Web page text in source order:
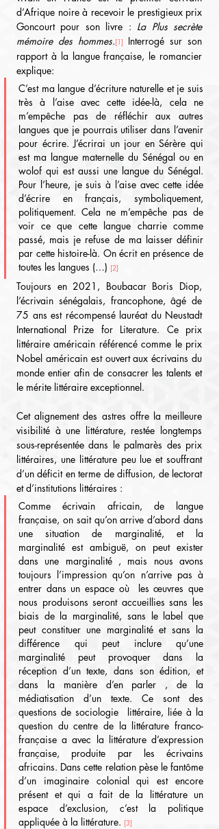
d’Afrique noire à recevoir le prestigieux prix
Goncourt pour son livre : La Plus secrète
mémoire des hommes.[1] Interrogé sur son
rapport à la langue française, le romancier
explique:
C’est ma langue d’écriture naturelle et je suis
très à l’aise avec cette idée-là, cela ne
m’empêche pas de réfléchir aux autres
langues que je pourrais utiliser dans l’avenir
pour écrire. J’écrirai un jour en Sérère qui
est ma langue maternelle du Sénégal ou en
wolof qui est aussi une langue du Sénégal.
Pour l’heure, je suis à l’aise avec cette idée
d’écrire en français, symboliquement,
politiquement. Cela ne m’empêche pas de
voir ce que cette langue charrie comme
passé, mais je refuse de ma laisser définir
par cette histoire-là. On écrit en présence de
toutes les langues (…) [2]
Toujours en 2021, Boubacar Boris Diop,
l’écrivain sénégalais, francophone, âgé de
75 ans est récompensé lauréat du Neustadt
International Prize for Literature. Ce prix
littéraire américain référencé comme le prix
Nobel américain est ouvert aux écrivains du
monde entier afin de consacrer les talents et
le mérite littéraire exceptionnel.
Cet alignement des astres offre la meilleure
visibilité à une littérature, restée longtemps
sous-représentée dans le palmarès des prix
littéraires, une littérature peu lue et souffrant
d’un déficit en terme de diffusion, de lectorat
et d’institutions littéraires :
Comme écrivain africain, de langue
française, on sait qu’on arrive d’abord dans
une situation de marginalité, et la
marginalité est ambiguë, on peut exister
dans une marginalité , mais nous avons
toujours l’impression qu’on n’arrive pas à
entrer dans un espace où  les œuvres que
nous produisons seront accueillies sans les
biais de la marginalité, sans le label que
peut constituer une marginalité et sans la
différence qui peut inclure qu’une
marginalité peut provoquer dans la
réception d’un texte, dans son édition, et
dans la manière d’en parler , de la
médiatisation d’un texte. Ce sont des
questions de sociologie  littéraire, liée à la
question du centre de la littérature franco-
française a avec la littérature d’expression
française, produite par les écrivains
africains. Dans cette relation pèse le fantôme
d’un imaginaire colonial qui est encore
présent et qui a fait de la littérature un
espace d’exclusion, c’est la politique
appliquée à la littérature. [3]